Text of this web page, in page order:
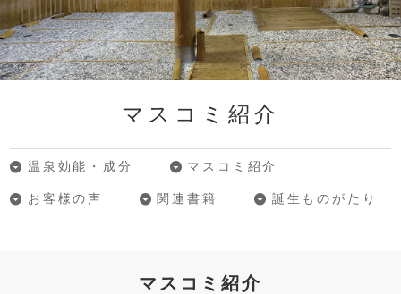
マスコミ紹介
温泉効能・成分 マスコミ紹介
お客様の声 関連書籍 誕生ものがたり
マスコミ紹介